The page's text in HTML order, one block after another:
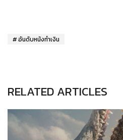
อันดับหนังทำเงิน
RELATED ARTICLES